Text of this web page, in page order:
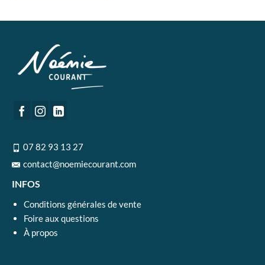
07 82 93 13 27
contact@noemiecourant.com
INFOS
Conditions générales de vente
Foire aux questions
À propos